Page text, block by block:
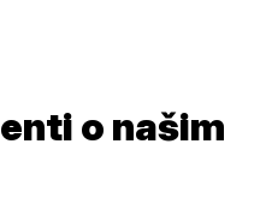
o našim